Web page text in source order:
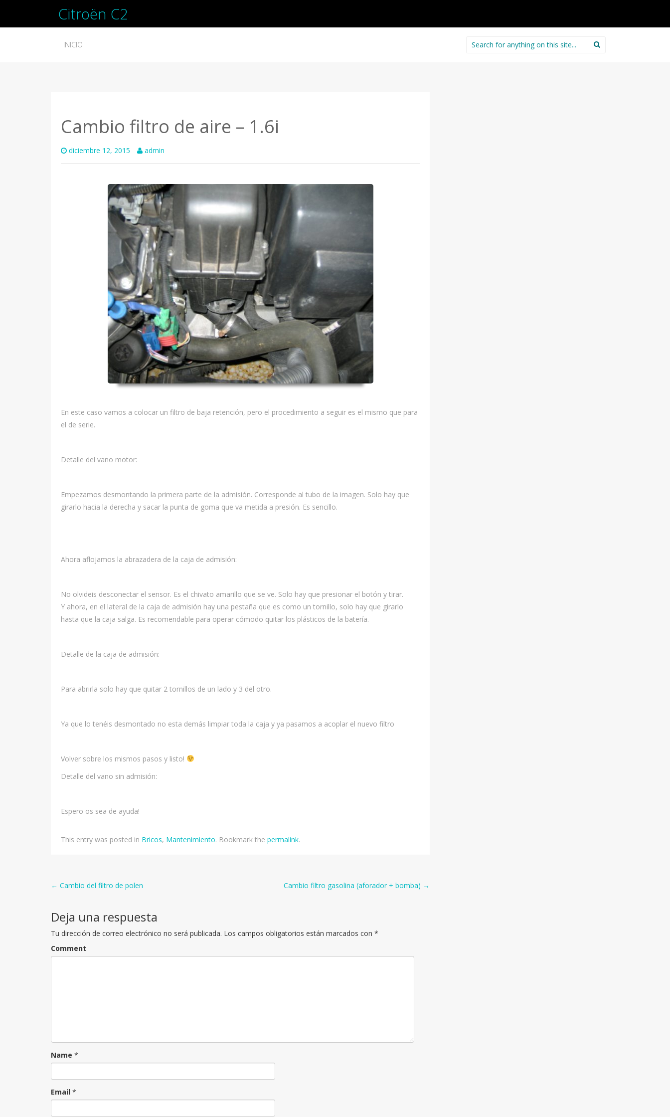
Citroën C2
INICIO
Search
for:
Cambio filtro de aire – 1.6i
diciembre 12, 2015 admin
En este caso vamos a colocar un filtro de baja retención, pero el procedimiento a seguir es el mismo que para
el de serie.
Detalle del vano motor:
Empezamos desmontando la primera parte de la admisión. Corresponde al tubo de la imagen. Solo hay que
girarlo hacia la derecha y sacar la punta de goma que va metida a presión. Es sencillo.
Ahora aflojamos la abrazadera de la caja de admisión:
No olvideis desconectar el sensor. Es el chivato amarillo que se ve. Solo hay que presionar el botón y tirar.
Y ahora, en el lateral de la caja de admisión hay una pestaña que es como un tornillo, solo hay que girarlo
hasta que la caja salga. Es recomendable para operar cómodo quitar los plásticos de la batería.
Detalle de la caja de admisión:
Para abrirla solo hay que quitar 2 tornillos de un lado y 3 del otro.
Ya que lo tenéis desmontado no esta demás limpiar toda la caja y ya pasamos a acoplar el nuevo filtro
Volver sobre los mismos pasos y listo!
Detalle del vano sin admisión:
Espero os sea de ayuda!
This entry was posted in Bricos, Mantenimiento. Bookmark the permalink.
Post
navigation
← Cambio del filtro de polen Cambio filtro gasolina (aforador + bomba) →
Deja una respuesta
Tu dirección de correo electrónico no será publicada. Los campos obligatorios están marcados con *
Comment
Name *
Email *